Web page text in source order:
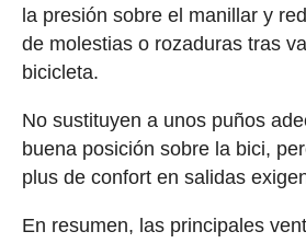
la presión sobre el manillar y
de molestias o rozaduras tras
bicicleta.
No sustituyen a unos puños
buena posición sobre la bici,
plus de confort en salidas
En resumen, las principales